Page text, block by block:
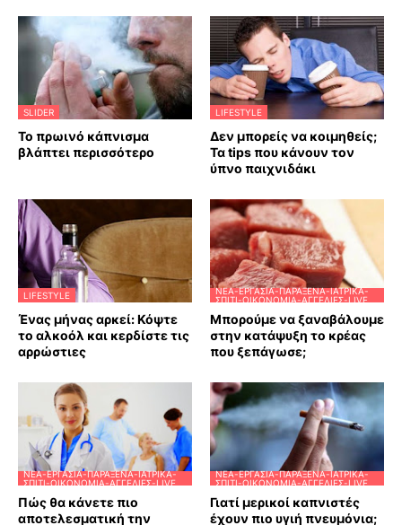
SLIDER
Το πρωινό κάπνισμα
βλάπτει περισσότερο
LIFESTYLE
Δεν μπορείς να κοιμηθείς;
Τα tips που κάνουν τον
ύπνο παιχνιδάκι
LIFESTYLE
Ένας μήνας αρκεί: Κόψτε
το αλκοόλ και κερδίστε τις
αρρώστιες
ΝΈΑ-ΕΡΓΑΣΊΑ-ΠΑΡΆΞΕΝΑ-ΙΑΤΡΙΚΆ-
ΣΠΊΤΙ-ΟΙΚΟΝΟΜΊΑ-ΑΓΓΕΛΊΕΣ-LIVE
Μπορούμε να ξαναβάλουμε
στην κατάψυξη το κρέας
που ξεπάγωσε;
ΝΈΑ-ΕΡΓΑΣΊΑ-ΠΑΡΆΞΕΝΑ-ΙΑΤΡΙΚΆ-
ΣΠΊΤΙ-ΟΙΚΟΝΟΜΊΑ-ΑΓΓΕΛΊΕΣ-LIVE
Πώς θα κάνετε πιο
αποτελεσματική την
ΝΈΑ-ΕΡΓΑΣΊΑ-ΠΑΡΆΞΕΝΑ-ΙΑΤΡΙΚΆ-
ΣΠΊΤΙ-ΟΙΚΟΝΟΜΊΑ-ΑΓΓΕΛΊΕΣ-LIVE
Γιατί μερικοί καπνιστές
έχουν πιο υγιή πνευμόνια;